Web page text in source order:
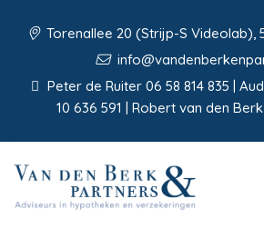
Torenallee 20 (Strijp-S Videolab),
Peter de Ruiter 06 58 814 835 |
10 636 591 | Robert van den